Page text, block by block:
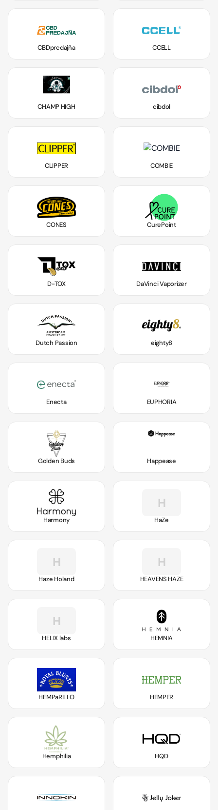
CBDpredajňa CCELL
CHAMP HIGH cibdol
CLIPPER COMBIE
CONES CurePoint
D-TOX DaVinci Vaporizer
Dutch Passion eighty8
Enecta EUPHORIA
Golden Buds Happease
Harmony
H
HaZe
H
Haze Holand
H
HEAVENS HAZE
H
HELIX labs HEMNIA
HEMPaRILLO HEMPER
Hemphilia HQD